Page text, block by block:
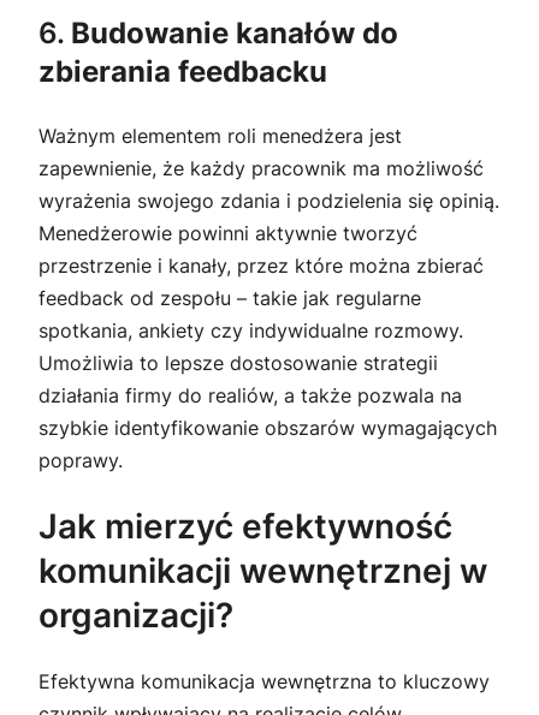
6. Budowanie kanałów do
zbierania feedbacku
Ważnym elementem roli menedżera jest
zapewnienie, że każdy pracownik ma możliwość
wyrażenia swojego zdania i podzielenia się opinią.
Menedżerowie powinni aktywnie tworzyć
przestrzenie i kanały, przez które można zbierać
feedback od zespołu – takie jak regularne
spotkania, ankiety czy indywidualne rozmowy.
Umożliwia to lepsze dostosowanie strategii
działania firmy do realiów, a także pozwala na
szybkie identyfikowanie obszarów wymagających
poprawy.
Jak mierzyć efektywność
komunikacji wewnętrznej w
organizacji?
Efektywna komunikacja wewnętrzna to kluczowy